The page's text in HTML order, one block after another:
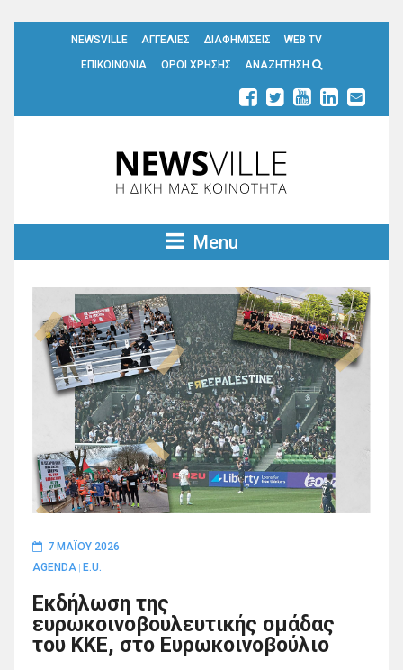
NEWSVILLE ΑΓΓΕΛΙΕΣ ΔΙΑΦΗΜΙΣΕΙΣ
WEB TV
ΕΠΙΚΟΙΝΩΝΙΑ
ΟΡΟΙ ΧΡΗΣΗΣ ΑΝΑΖΗΤΗΣΗ
Menu
7 ΜΑΪ́ΟΥ 2026
AGENDA
E.U.
Εκδήλωση της
ευρωκοινοβουλευτικής ομάδας
του ΚΚΕ, στο Ευρωκοινοβούλιο